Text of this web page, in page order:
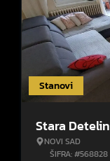
Stanovi
Stara
NOVI SAD
ŠIFRA: #568828